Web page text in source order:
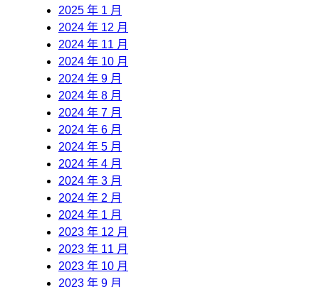
2025 年 1 月
2024 年 12 月
2024 年 11 月
2024 年 10 月
2024 年 9 月
2024 年 8 月
2024 年 7 月
2024 年 6 月
2024 年 5 月
2024 年 4 月
2024 年 3 月
2024 年 2 月
2024 年 1 月
2023 年 12 月
2023 年 11 月
2023 年 10 月
2023 年 9 月